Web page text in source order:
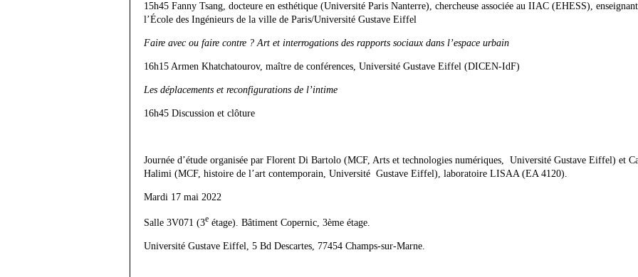
15h45 Fanny Tsang, docteure en esthétique (Université Paris Nanterre), chercheuse associée au IIAC (EHESS),
l’École des Ingénieurs de la ville de Paris/Université Gustave Eiffel
Faire avec ou faire contre ? Art et interrogations des rapports sociaux dans l’espace urbain
16h15 Armen Khatchatourov, maître de conférences, Université Gustave Eiffel (DICEN-IdF)
Les déplacements et reconfigurations de l’intime
16h45 Discussion et clôture
Journée d’étude organisée par Florent Di Bartolo (MCF, Arts et technologies numériques, Université Gustave Eiffel) et
Halimi (MCF, histoire de l’art contemporain, Université Gustave Eiffel), laboratoire LISAA (EA 4120).
Mardi 17 mai 2022
Salle 3V071 (3e étage). Bâtiment Copernic, 3ème étage.
Université Gustave Eiffel, 5 Bd Descartes, 77454 Champs-sur-Marne.